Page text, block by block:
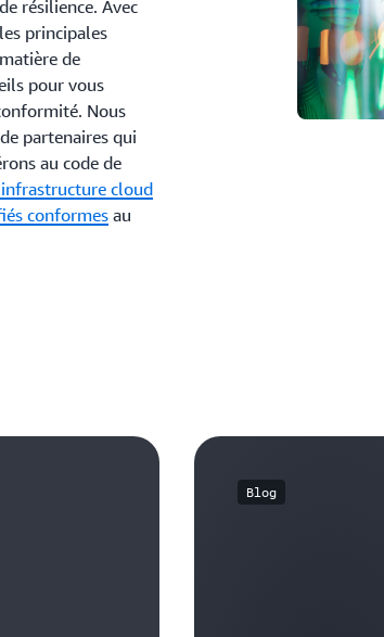
résilience. Avec
principales
de
pour vous
Nous
partenaires qui
au code de
cloud
conformes au
Blog